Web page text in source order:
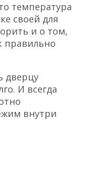
температура
своей для
и о том,
правильно
дверцу
И всегда
внутри